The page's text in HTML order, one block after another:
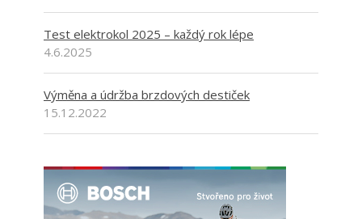
Test elektrokol 2025 – každý rok lépe
4.6.2025
Výměna a údržba brzdových destiček
15.12.2022